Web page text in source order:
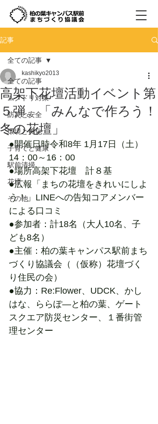
記事
全ての記事
ムクドリ対策
防災と安全
環境と美化
子育てと健康
駅前清掃
花壇
その他
全ての記事
高架下花壇活動イベント第
５弾。「みんなで作ろう！
冬の花壇」
kashikyo2013
●開催日時令和8年 1月17日（土）
14：00～16：00
●場所高架下花壇　計８基
●広報「まちの花壇をきれいにしよ
う！」LINEへの告知コアメンバー
による口コミ
●参加者：計18名（大人10名、子
ども8名）
●主催：柏の葉キャンパス駅前まち
づくり協議会（（仮称）花壇づく
り住民の会）
●協力：Re:Flower、UDCK、かし
はな、ららぽ―と柏の葉、ゲート
スクエア防災センター、１番街管
理センター